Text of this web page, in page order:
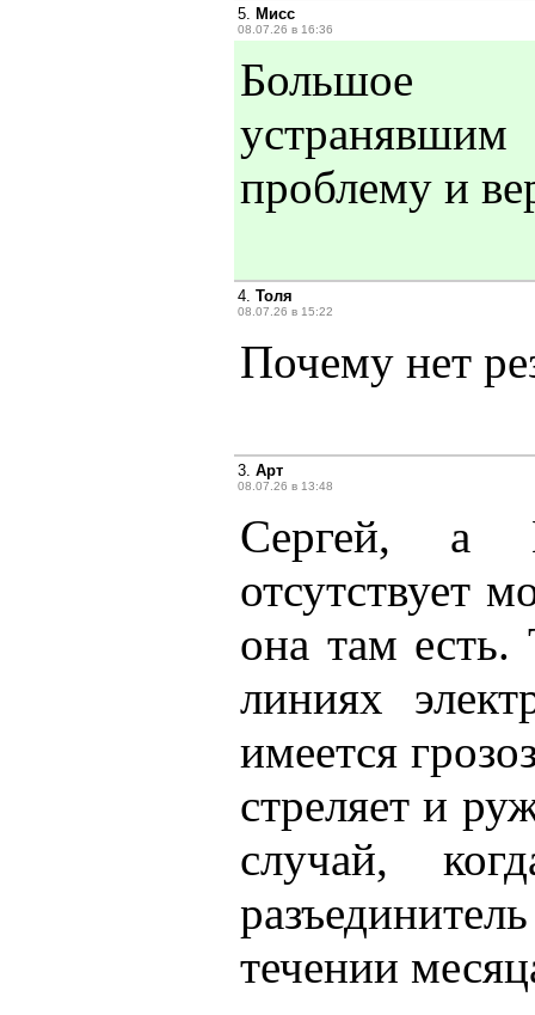
5. Мисс
08.07.26 в 16:36
Большое
проблему и
4. Толя
08.07.26 в 15:22
Почему нет
3. Арт
08.07.26 в 13:48
Сергей, а
отсутствует
она там
линиях
имеется
стреляет и
случай,
течении